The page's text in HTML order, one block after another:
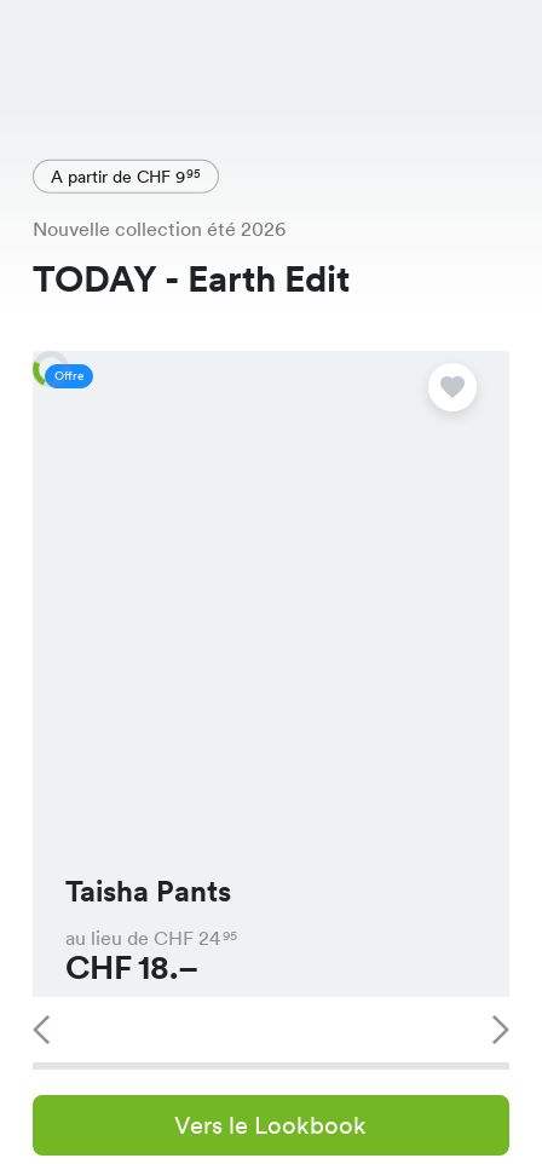
A partir de CHF 995
Nouvelle collection été 2026
TODAY - Earth Edit
Offre
Taisha Pants
au lieu de CHF 2495
CHF18.–
Vers le Lookbook